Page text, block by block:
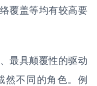
覆盖等均有较高要
最具颠覆性的驱动
然不同的角色。例